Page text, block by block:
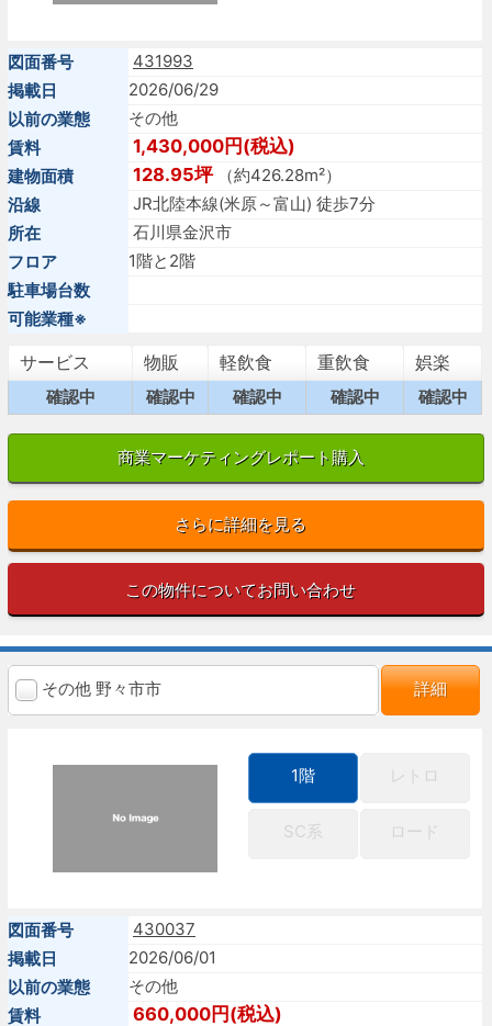
図面番号
431993
掲載日
2026/06/29
以前の業態
その他
賃料
1,430,000円(税込)
建物面積 128.95坪（約426.28m²）
沿線
JR北陸本線(米原～富山) 徒歩7分
所在
石川県金沢市
フロア
1階と2階
駐車場台数
可能業種※
サービス 物販 軽飲食 重飲食 娯楽
確認中 確認中 確認中 確認中 確認中
商業マーケティングレポート購入
さらに詳細を見る
この物件についてお問い合わせ
その他 野々市市 詳細
1階 レトロ
SC系 ロード
図面番号
430037
掲載日
2026/06/01
以前の業態
その他
賃料
660,000円(税込)